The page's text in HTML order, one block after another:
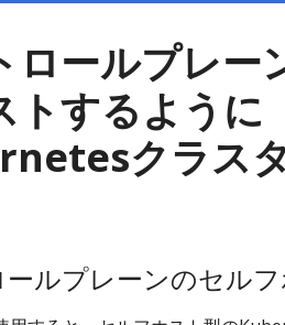
ロールプレー
トするように
クラス
ールプレーンのセル